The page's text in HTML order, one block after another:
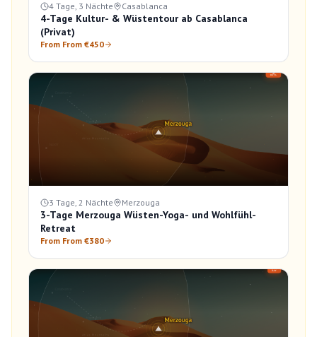
4 Tage, 3 Nächte Casablanca
4-Tage Kultur- & Wüstentour ab Casablanca
(Privat)
From From €450
3 Tage, 2 Nächte Merzouga
3-Tage Merzouga Wüsten-Yoga- und Wohlfühl-
Retreat
From From €380